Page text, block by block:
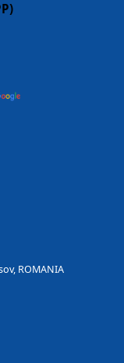
ROMANIA